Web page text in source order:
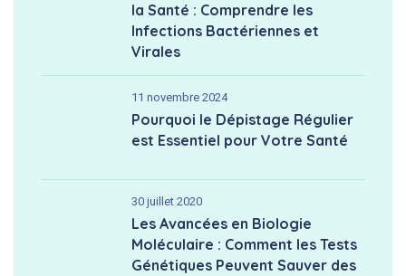
la Santé : Comprendre les
Infections Bactériennes et
Virales
11 novembre 2024
Pourquoi le Dépistage Régulier
est Essentiel pour Votre Santé
30 juillet 2020
Les Avancées en Biologie
Moléculaire : Comment les Tests
Génétiques Peuvent Sauver des